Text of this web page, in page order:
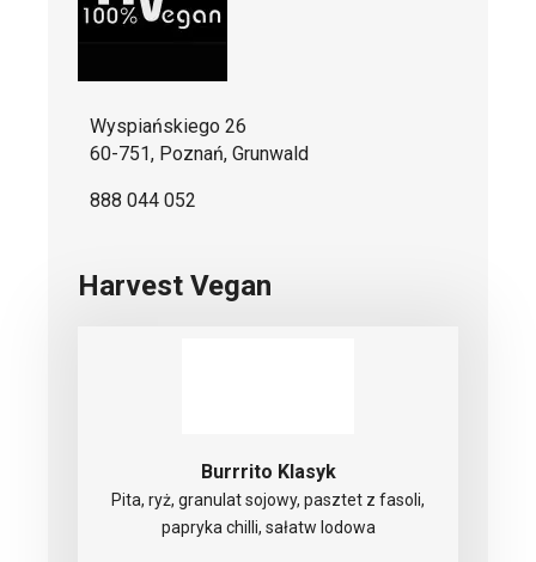
Wyspiańskiego 26
60-751, Poznań, Grunwald
888 044 052
Harvest Vegan
Burrrito Klasyk
Pita, ryż, granulat sojowy, pasztet z fasoli,
papryka chilli, sałatw lodowa